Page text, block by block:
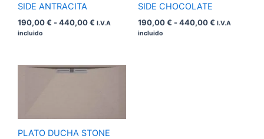
SIDE ANTRACITA
190,00€ -440,00€ I.V.A
incluido
SIDE CHOCOLATE
190,00€ -440,00€ I.V.A
incluido
PLATO DUCHA STONE
Rango
hasta
440,00 €